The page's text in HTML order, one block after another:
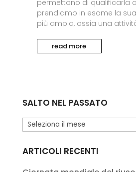
permettono di qualificarla
prendiamo in esame la
più ampia, ossia una
read more
SALTO NEL PASSATO
Salto
passato
ARTICOLI RECENTI